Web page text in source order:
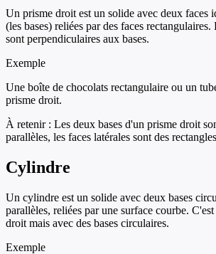
Un prisme droit est un solide avec deux faces
(les bases) reliées par des faces rectangulaires.
sont perpendiculaires aux bases.
Exemple
Une boîte de chocolats rectangulaire ou un
prisme droit.
À retenir : Les deux bases d'un prisme droit
parallèles, les faces latérales sont des
Cylindre
Un cylindre est un solide avec deux bases
parallèles, reliées par une surface courbe.
droit mais avec des bases circulaires.
Exemple